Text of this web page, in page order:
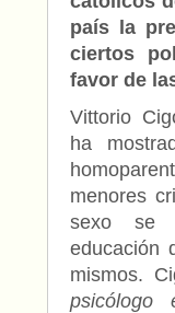
país la
ciertos
favor de
Vittorio
ha
menores
sexo se
educación
mismos.